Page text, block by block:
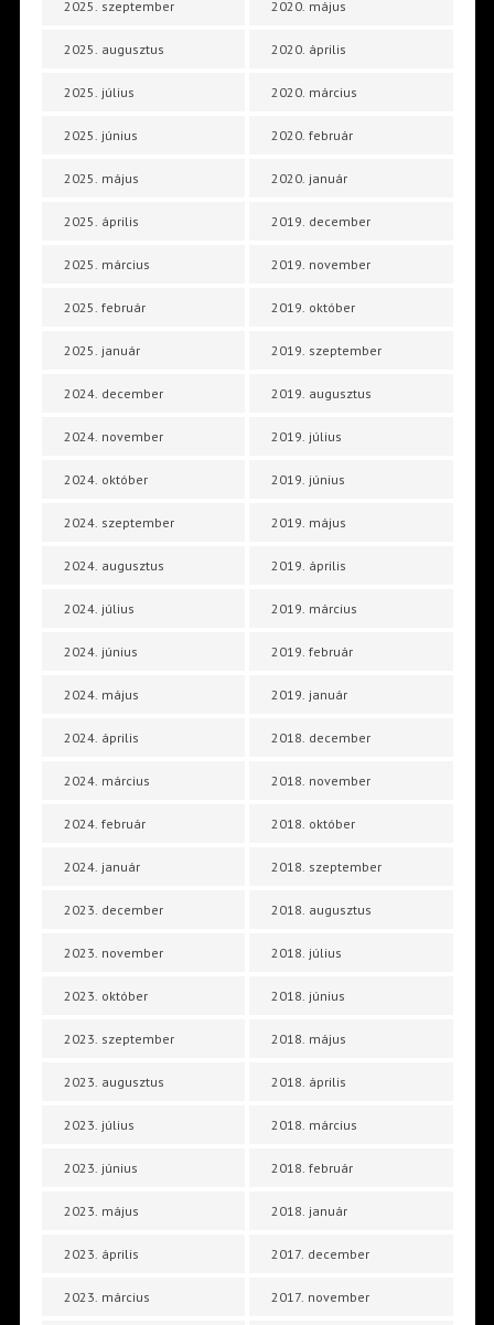
2025. szeptember
2025. augusztus
2025. július
2025. június
2025. május
2025. április
2025. március
2025. február
2025. január
2024. december
2024. november
2024. október
2024. szeptember
2024. augusztus
2024. július
2024. június
2024. május
2024. április
2024. március
2024. február
2024. január
2023. december
2023. november
2023. október
2023. szeptember
2023. augusztus
2023. július
2023. június
2023. május
2023. április
2023. március
2020. május
2020. április
2020. március
2020. február
2020. január
2019. december
2019. november
2019. október
2019. szeptember
2019. augusztus
2019. július
2019. június
2019. május
2019. április
2019. március
2019. február
2019. január
2018. december
2018. november
2018. október
2018. szeptember
2018. augusztus
2018. július
2018. június
2018. május
2018. április
2018. március
2018. február
2018. január
2017. december
2017. november